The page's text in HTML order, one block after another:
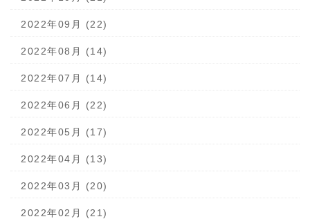
2022年09月 (22)
2022年08月 (14)
2022年07月 (14)
2022年06月 (22)
2022年05月 (17)
2022年04月 (13)
2022年03月 (20)
2022年02月 (21)